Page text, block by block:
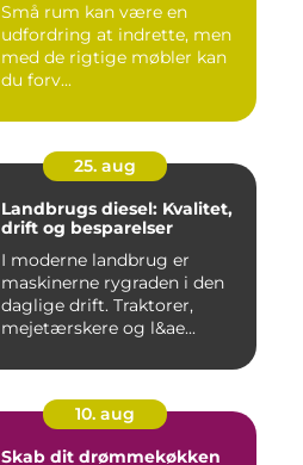
Små rum kan være en
udfordring at indrette, men
med de rigtige møbler kan
du forv...
25. aug
Landbrugs diesel: Kvalitet,
drift og besparelser
I moderne landbrug er
maskinerne rygraden i den
daglige drift. Traktorer,
mejetærskere og l&ae...
10. aug
Skab dit drømmekøkken